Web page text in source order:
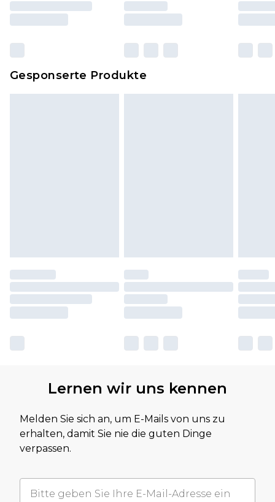
und Kissen, müssen unbenutzt und in ihrer
zurückgesendet werden.
Klickehierum unsere vollständigen
Gesponserte Produkte
Lernen wir uns kennen
Melden Sie sich an, um E-Mails von uns zu
erhalten, damit Sie nie die guten Dinge
verpassen.